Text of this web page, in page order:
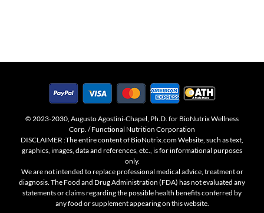
© 2023-2030, Augusto Agostini-Chapel, Ph.D. for BioNutrix Wellness
Corp. / Functional Nutrition Corporation
DISCLAIMER :The entire content of BioNutrix.com Website, such as text,
graphics, images, data and references, etc., is for informational purposes
only.
We are not intended to replace professional medical advice, treatment or
diagnosis. The Food and Drug Administration (FDA) has not evaluated any
statements or claims regarding the possible health benefits conferred by
any food or supplement appearing on this website.